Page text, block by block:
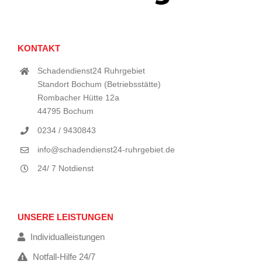
KONTAKT
Schadendienst24 Ruhrgebiet
Standort Bochum (Betriebsstätte)
Rombacher Hütte 12a
44795 Bochum
0234 / 9430843
info@schadendienst24-ruhrgebiet.de
24/ 7 Notdienst
UNSERE LEISTUNGEN
Individualleistungen
Notfall-Hilfe 24/7